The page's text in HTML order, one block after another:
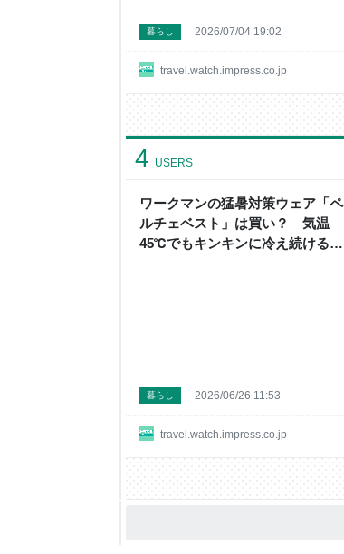
travel.watch.impress.co.jp
暮らし 2026/07/04 19:02
ワークマンの猛暑対策ウェア「ペ
ルチェベスト」は買い？ 気温
45℃でもキンキンに冷え続ける、
4 USERS
travel.watch.impress.co.jp
暮らし 2026/06/26 11:53